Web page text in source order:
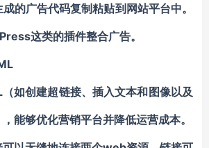
的广告代码复制粘贴到网站平台中。
这类的插件整合广告。
如创建超链接、插入文本和图像以及
能够优化营销平台并降低运营成本。